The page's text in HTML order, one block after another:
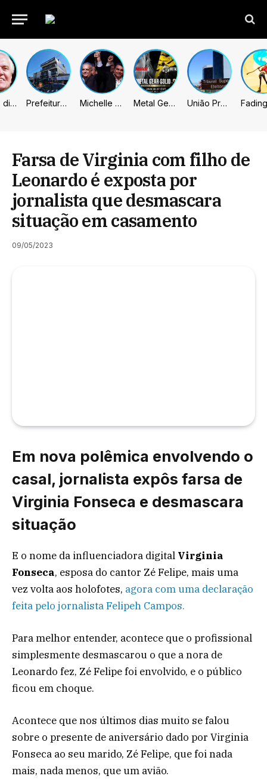
Caiado diz que “governa” com emendas e julga facções terroristas Prefeitura de Sumaré inaugura nova subsede da GCM na Área Cura Michelle celebra vice de Flávio: “Que chapa possa ser vitoriosa” Metal Gear Solid: Master Collection 2 terá legendas e menus em portugues União Progressista e PL terão mais tempo de propaganda eleitoral
Farsa de Virginia com filho de
Leonardo é exposta por
jornalista que desmascara
situação em casamento
09/05/2023
Em nova polêmica envolvendo o
casal, jornalista expôs farsa de
Virginia Fonseca e desmascara
situação
E o nome da influenciadora digital Virginia
Fonseca, esposa do cantor Zé Felipe, mais uma
vez volta aos holofotes, agora com uma declaração
feita pelo jornalista Felipeh Campos.
Para melhor entender, acontece que o profissional
simplesmente desmascarou o que a nora de
Leonardo fez, Zé Felipe foi envolvido, e o público
ficou em choque.
Acontece que nos últimos dias muito se falou
sobre o presente de aniversário dado por Virginia
Fonseca ao seu marido, Zé Felipe, que foi nada
mais, nada menos, que um avião.